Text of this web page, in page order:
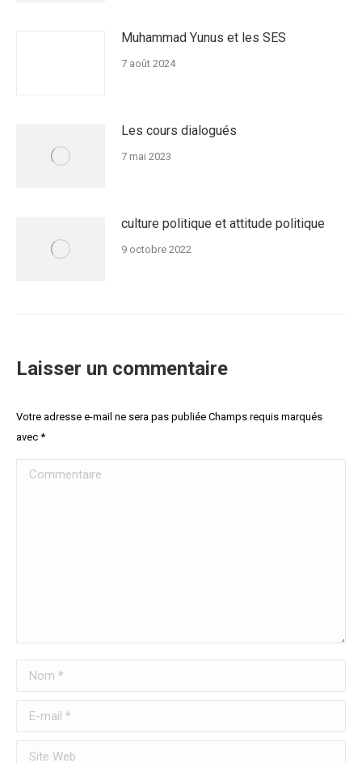
Muhammad Yunus et les SES
7 août 2024
Les cours dialogués
7 mai 2023
culture politique et attitude politique
9 octobre 2022
Laisser un commentaire
Votre adresse e-mail ne sera pas publiée Champs requis marqués
avec *
Commentaire
Nom *
E-mail *
Site Web